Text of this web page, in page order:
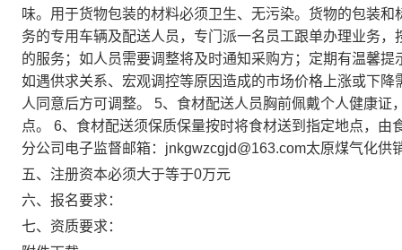
味。用于货物包装的材料必须卫生、无污染。货物的包装
务的专用车辆及配送人员，专门派一名员工跟单办理业务
的服务；如人员需要调整将及时通知采购方；定期有温馨
如遇供求关系、宏观调控等原因造成的市场价格上涨或下
人同意后方可调整。 5、食材配送人员胸前佩戴个人健康
点。 6、食材配送须保质保量按时将食材送到指定地点，
分公司电子监督邮箱：jnkgwzcgjd@163.com太原煤气化
五、注册资本必须大于等于0万元
六、报名要求：
七、资质要求：